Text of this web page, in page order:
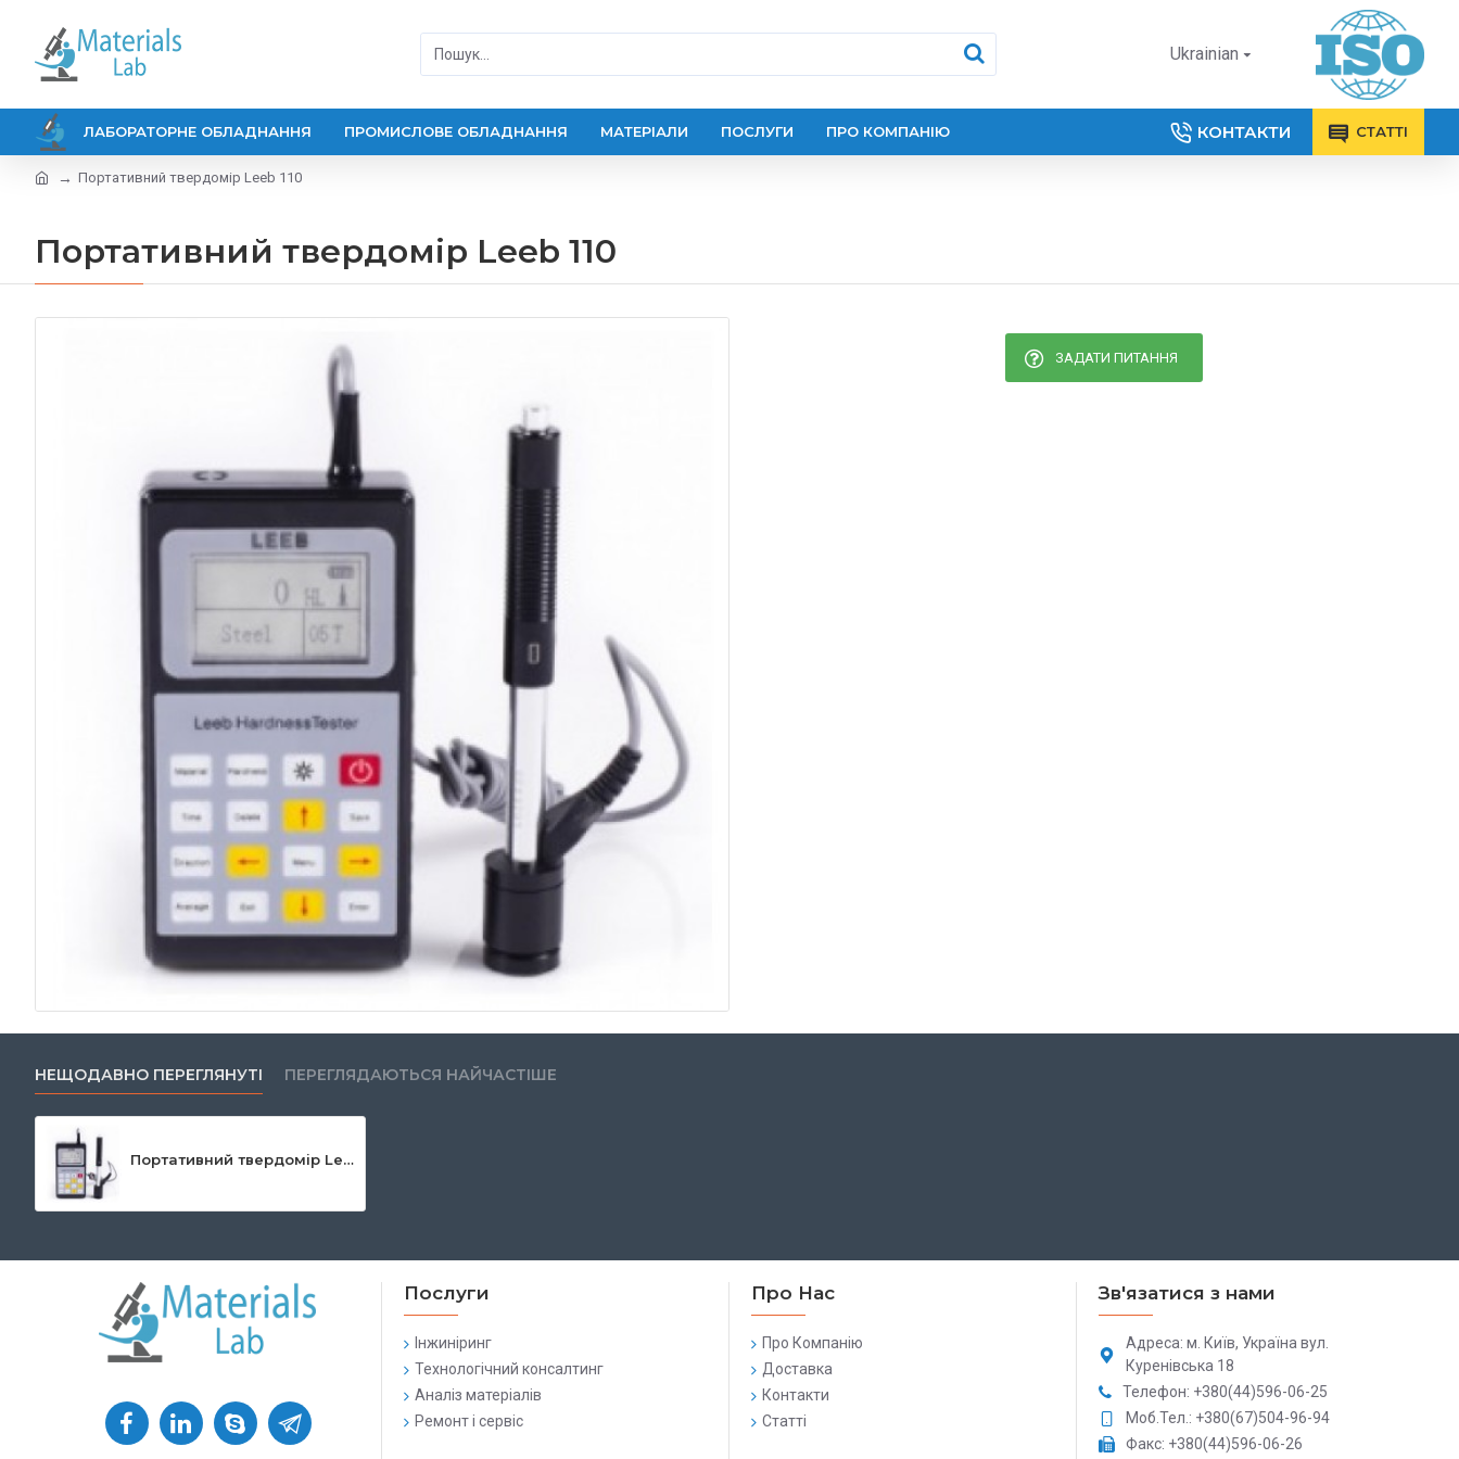
Ukrainian
ЛАБОРАТОРНЕ ОБЛАДНАННЯ ПРОМИСЛОВЕ ОБЛАДНАННЯ МАТЕРІАЛИ ПОСЛУГИ ПРО КОМПАНІЮ КОНТАКТИ СТАТТІ
Портативний твердомір Leeb 110
Портативний твердомір Leeb 110
ЗАДАТИ ПИТАННЯ
НЕЩОДАВНО ПЕРЕГЛЯНУТІ ПЕРЕГЛЯДАЮТЬСЯ НАЙЧАСТІШЕ
Портативний твердомір Leeb 110
Послуги
Інжиніринг
Технологічний консалтинг
Аналіз матеріалів
Ремонт і сервіс
Про Нас
Про Компанію
Доставка
Контакти
Статті
Зв'язатися з нами
Адреса: м. Київ, Україна вул.
Куренівська 18
Телефон: +380(44)596-06-25
Моб.Тел.: +380(67)504-96-94
Факс: +380(44)596-06-26